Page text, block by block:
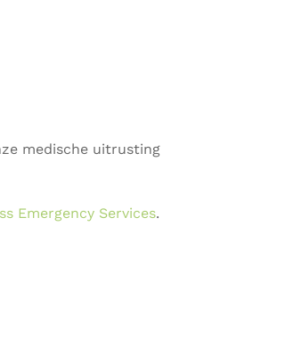
medische uitrusting
Emergency Services.